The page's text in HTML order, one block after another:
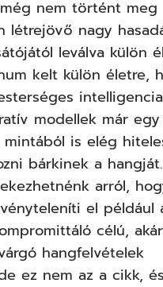
nem történt meg
létrejövő nagy
leválva külön
kelt külön életre,
modellek már egy
mintából is elég
bárkinek a hangját.
arról,
el például
célú,
hangfelvételek
ez nem az a cikk,